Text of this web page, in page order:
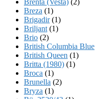
Breza (1)
Brigadir(1)
Briljant (1)
Brio (2)
British Columbia Blue
British Queen (1)
Britta (1980) (1)
Broca (1)
Brunella (2)
Bryza (1)